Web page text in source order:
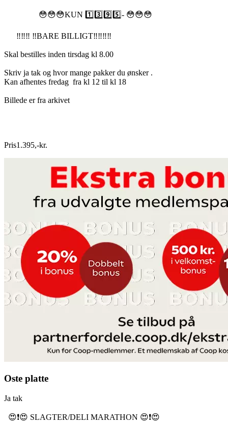
😳😳😳KUN 1️⃣3️⃣9️⃣5️⃣- 😳😳😳
‼️‼️‼️ ‼️BARE BILLIGT‼️‼️‼️‼️
Skal bestilles inden tirsdag kl 8.00
Skriv ja tak og hvor mange pakker du ønsker .
Kan afhentes fredag fra kl 12 til kl 18
Billede er fra arkivet
Pris1.395,-kr.
Oste platte
Ja tak
😍❗️😍 SLAGTER/DELI MARATHON 😍❗️😍